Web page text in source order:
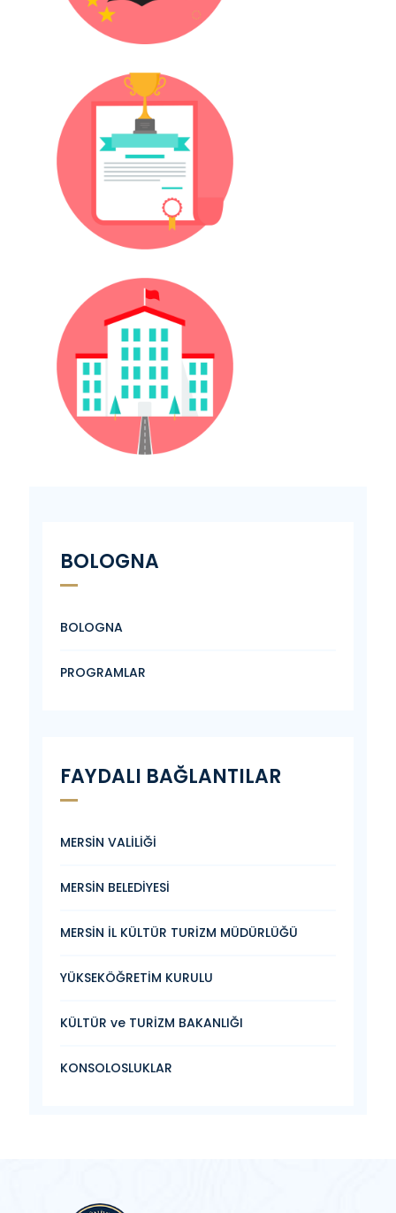
Diploma Eki
Kampüsler
BOLOGNA
BOLOGNA
PROGRAMLAR
FAYDALI BAĞLANTILAR
MERSİN VALİLİĞİ
MERSİN BELEDİYESİ
MERSİN İL KÜLTÜR TURİZM MÜDÜRLÜĞÜ
YÜKSEKÖĞRETİM KURULU
KÜLTÜR ve TURİZM BAKANLIĞI
KONSOLOSLUKLAR